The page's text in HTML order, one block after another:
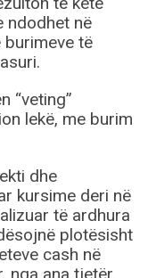
ndodhet në
të
“veting”
lekë, me burim
dhe
kursime deri në
të ardhura
plotësisht
cash në